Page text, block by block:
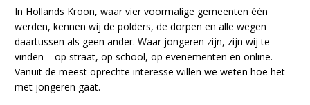
In Hollands Kroon, waar vier voormalige gemeenten één
werden, kennen wij de polders, de dorpen en alle wegen
daartussen als geen ander. Waar jongeren zijn, zijn wij te
vinden – op straat, op school, op evenementen en online.
Vanuit de meest oprechte interesse willen we weten hoe het
met jongeren gaat.